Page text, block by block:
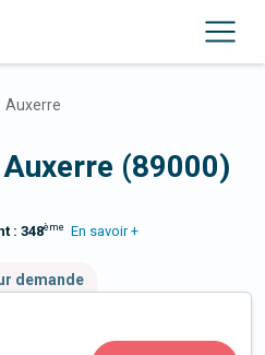
Auxerre
(89000)
: 348ème En savoir +
demande